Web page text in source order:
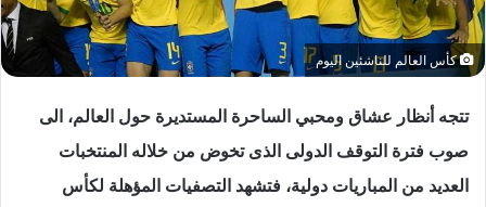
كأس العالم للناشئين اليوم
تتجه أنظار عشاق ومحبي الساحرة المستديرة حول العالم، الى
صوب فترة التوقف الدولى الذى تخوض من خلاله المنتخبات
العديد من المباريات دولية، فتشهد التصفيات المؤهلة لكأس